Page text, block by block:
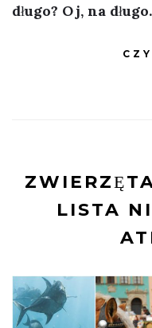
długo? Oj, na długo.
LISTA